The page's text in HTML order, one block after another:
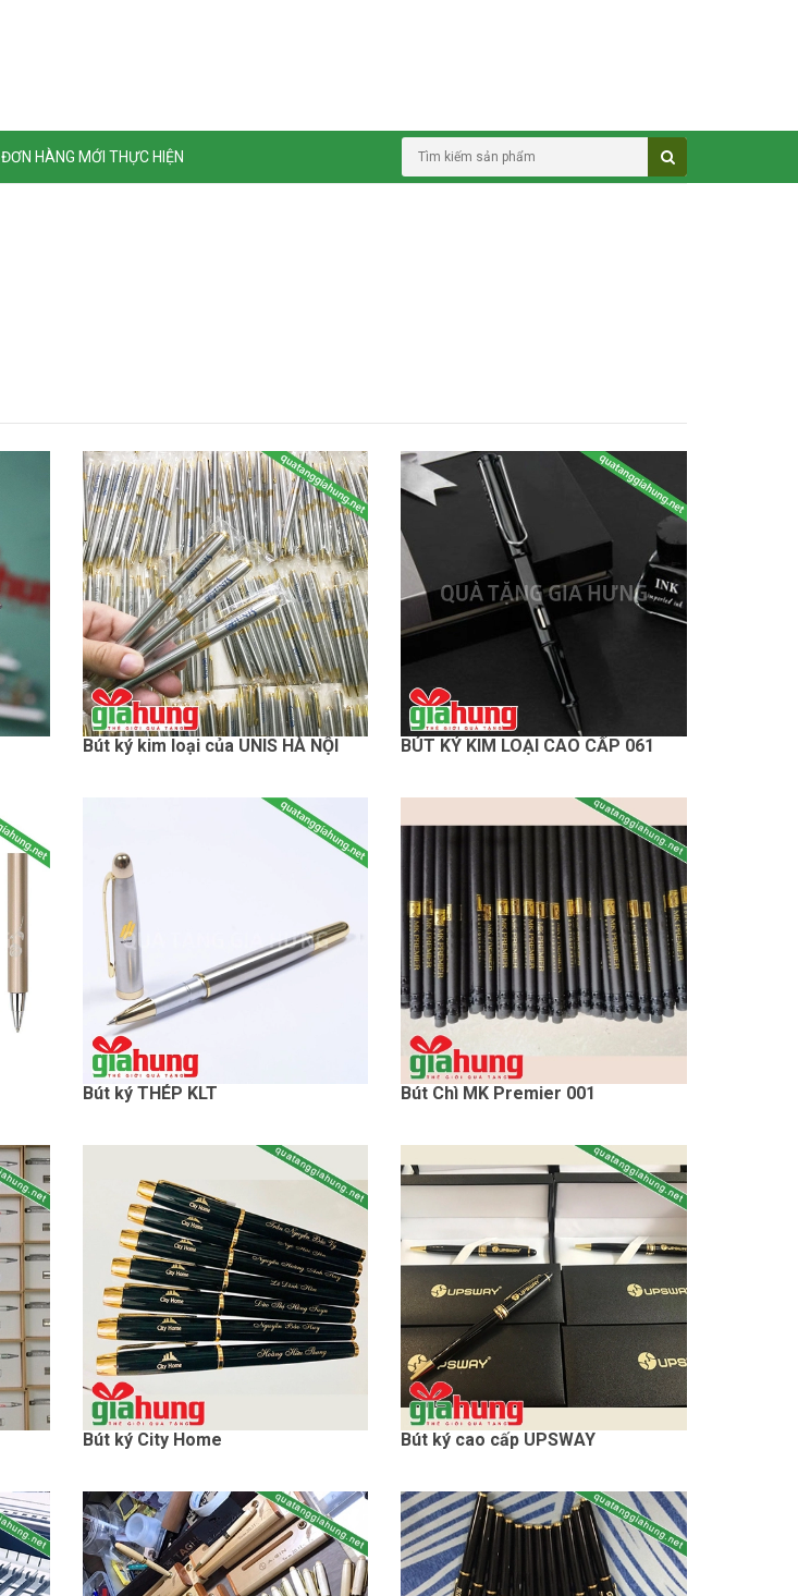
ĐƠN HÀNG MỚI THỰC HIỆN
Bút ký kim loại của UNIS HÀ NỘI BÚT KÝ KIM LOẠI CAO CẤP 061
Bút ký THÉP KLT Bút Chì MK Premier 001
Bút ký City Home Bút ký cao cấp UPSWAY